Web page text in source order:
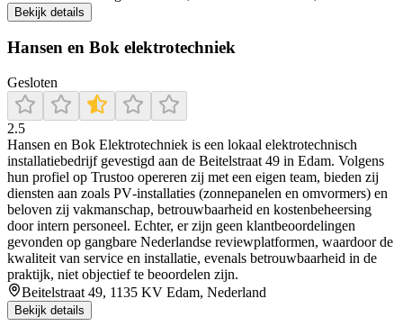
Bekijk details
Hansen en Bok elektrotechniek
Gesloten
2.5
Hansen en Bok Elektrotechniek is een lokaal elektrotechnisch
installatiebedrijf gevestigd aan de Beitelstraat 49 in Edam. Volgens
hun profiel op Trustoo opereren zij met een eigen team, bieden zij
diensten aan zoals PV‑installaties (zonnepanelen en omvormers) en
beloven zij vakmanschap, betrouwbaarheid en kostenbeheersing
door intern personeel. Echter, er zijn geen klantbeoordelingen
gevonden op gangbare Nederlandse reviewplatformen, waardoor de
kwaliteit van service en installatie, evenals betrouwbaarheid in de
praktijk, niet objectief te beoordelen zijn.
Beitelstraat 49, 1135 KV Edam, Nederland
Bekijk details